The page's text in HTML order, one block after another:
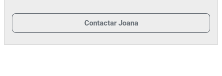
Contactar Joana